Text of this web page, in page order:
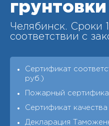
грунтовки
Челябинск. Cроки
соответствии с
Сертификат
руб.)
Пожарный
Сертификат
Декларация